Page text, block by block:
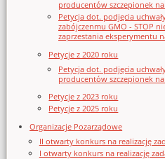
producentów szczepionek na
Petycja dot. podjęcia
zabójczenmu GMO - STOP
zaprzestania eksperymentu
Petycje z 2020 roku
Petycja dot. podjęcia
producentów szczepionek na
Petycje z 2023 roku
Petycje z 2025 roku
Organizacje Pozarządowe
II otwarty konkurs na realizację
I otwarty konkurs na realizację